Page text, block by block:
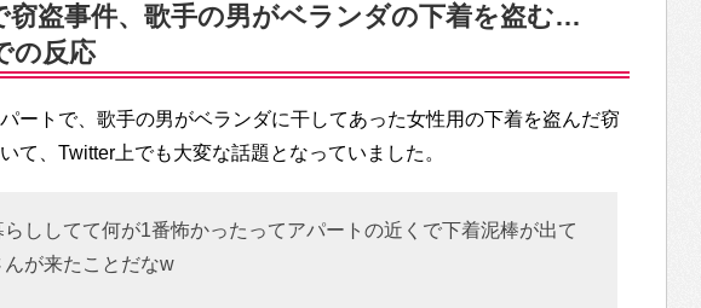
窃盗事件、歌手の男がベランダの下着を盗む…
の反応
ートで、歌手の男がベランダに干してあった女性用の下着を盗んだ窃
て、Twitter上でも大変な話題となっていました。
らししてて何が1番怖かったってアパートの近くで下着泥棒が出て
んが来たことだなw